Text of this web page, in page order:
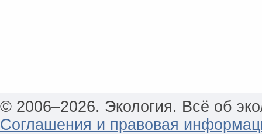
© 2006–2026. Экология. Всё об
Соглашения и правовая